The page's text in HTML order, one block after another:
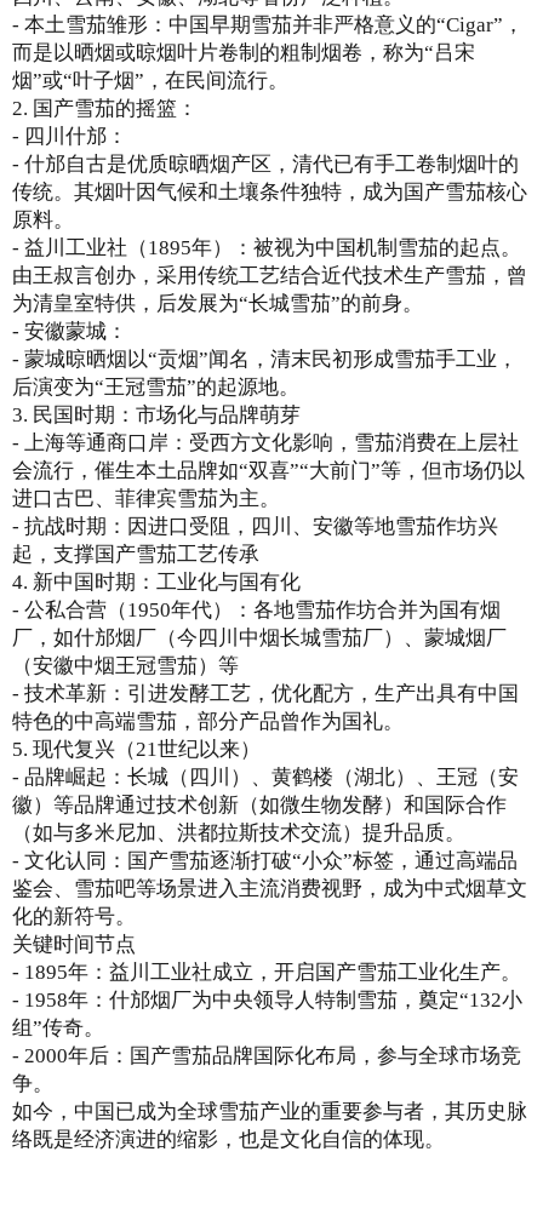
- 本土雪茄雏形：中国早期雪茄并非严格意义的“Cigar”，
而是以晒烟或晾烟叶片卷制的粗制烟卷，称为“吕宋
烟”或“叶子烟”，在民间流行。
2. 国产雪茄的摇篮：
- 四川什邡：
- 什邡自古是优质晾晒烟产区，清代已有手工卷制烟叶的
传统。其烟叶因气候和土壤条件独特，成为国产雪茄核心
原料。
- 益川工业社（1895年）：被视为中国机制雪茄的起点。
由王叔言创办，采用传统工艺结合近代技术生产雪茄，曾
为清皇室特供，后发展为“长城雪茄”的前身。
- 安徽蒙城：
- 蒙城晾晒烟以“贡烟”闻名，清末民初形成雪茄手工业，
后演变为“王冠雪茄”的起源地。
3. 民国时期：市场化与品牌萌芽
- 上海等通商口岸：受西方文化影响，雪茄消费在上层社
会流行，催生本土品牌如“双喜”“大前门”等，但市场仍以
进口古巴、菲律宾雪茄为主。
- 抗战时期：因进口受阻，四川、安徽等地雪茄作坊兴
起，支撑国产雪茄工艺传承
4. 新中国时期：工业化与国有化
- 公私合营（1950年代）：各地雪茄作坊合并为国有烟
厂，如什邡烟厂（今四川中烟长城雪茄厂）、蒙城烟厂
（安徽中烟王冠雪茄）等
- 技术革新：引进发酵工艺，优化配方，生产出具有中国
特色的中高端雪茄，部分产品曾作为国礼。
5. 现代复兴（21世纪以来）
- 品牌崛起：长城（四川）、黄鹤楼（湖北）、王冠（安
徽）等品牌通过技术创新（如微生物发酵）和国际合作
（如与多米尼加、洪都拉斯技术交流）提升品质。
- 文化认同：国产雪茄逐渐打破“小众”标签，通过高端品
鉴会、雪茄吧等场景进入主流消费视野，成为中式烟草文
化的新符号。
关键时间节点
- 1895年：益川工业社成立，开启国产雪茄工业化生产。
- 1958年：什邡烟厂为中央领导人特制雪茄，奠定“132小
组”传奇。
- 2000年后：国产雪茄品牌国际化布局，参与全球市场竞
争。
如今，中国已成为全球雪茄产业的重要参与者，其历史脉
络既是经济演进的缩影，也是文化自信的体现。